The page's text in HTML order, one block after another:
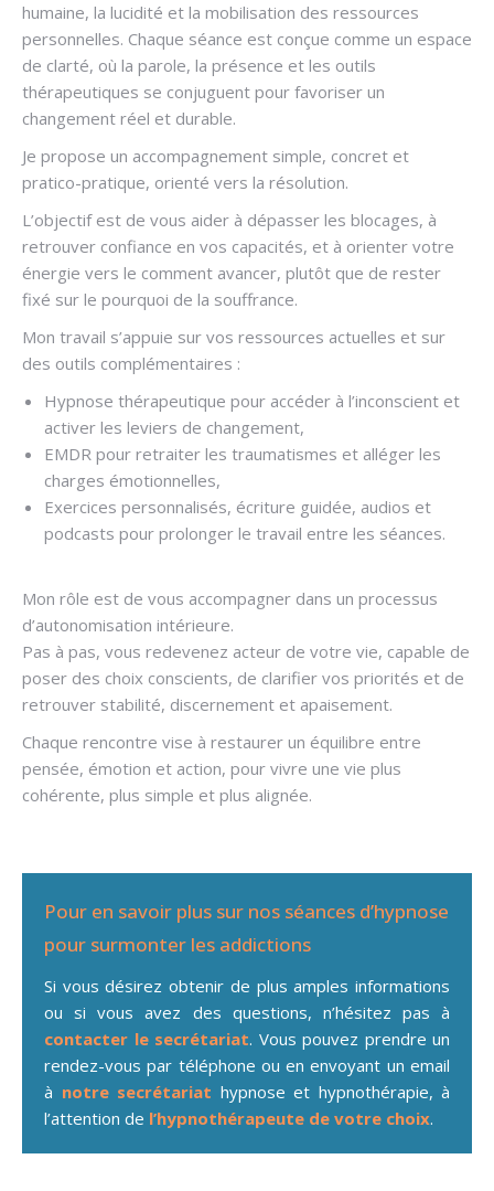
humaine, la lucidité et la mobilisation des ressources
personnelles. Chaque séance est conçue comme un espace
de clarté, où la parole, la présence et les outils
thérapeutiques se conjuguent pour favoriser un
changement réel et durable.
Je propose un accompagnement simple, concret et
pratico-pratique, orienté vers la résolution.
L’objectif est de vous aider à dépasser les blocages, à
retrouver confiance en vos capacités, et à orienter votre
énergie vers le comment avancer, plutôt que de rester
fixé sur le pourquoi de la souffrance.
Mon travail s’appuie sur vos ressources actuelles et sur
des outils complémentaires :
Hypnose thérapeutique pour accéder à l’inconscient et
activer les leviers de changement,
EMDR pour retraiter les traumatismes et alléger les
charges émotionnelles,
Exercices personnalisés, écriture guidée, audios et
podcasts pour prolonger le travail entre les séances.
Mon rôle est de vous accompagner dans un processus
d’autonomisation intérieure.
Pas à pas, vous redevenez acteur de votre vie, capable de
poser des choix conscients, de clarifier vos priorités et de
retrouver stabilité, discernement et apaisement.
Chaque rencontre vise à restaurer un équilibre entre
pensée, émotion et action, pour vivre une vie plus
cohérente, plus simple et plus alignée.
Pour en savoir plus sur nos séances d’hypnose
pour surmonter les addictions
Si vous désirez obtenir de plus amples informations
ou si vous avez des questions, n’hésitez pas à
contacter le secrétariat. Vous pouvez prendre un
rendez-vous par téléphone ou en envoyant un email
à notre secrétariat hypnose et hypnothérapie, à
l’attention de l’hypnothérapeute de votre choix.